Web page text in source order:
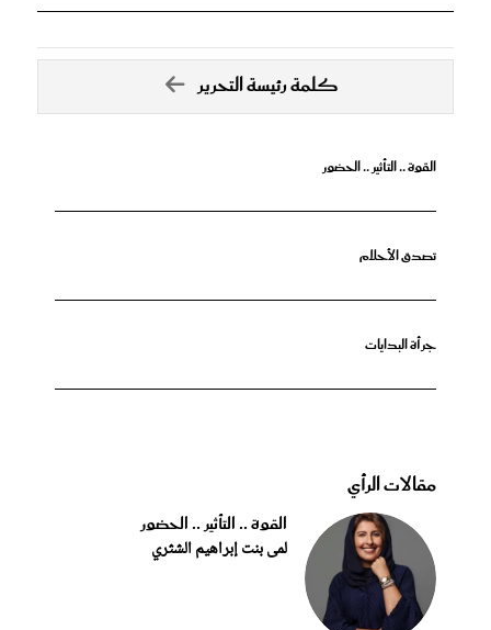
كلمة رئيسة التحرير
القوة .. التأثير .. الحضور
تصدق الأحلام
جرأة البدايات
مقالات الرأي
القوة .. التأثير .. الحضور
لمى بنت إبراهيم الشثري